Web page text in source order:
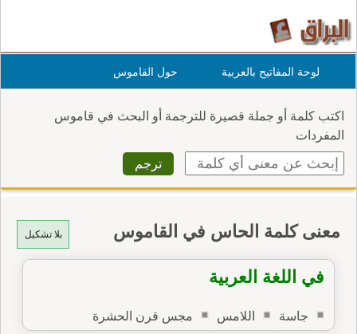
لوحة المفاتيح بالعربية حول القاموس
اكتب كلمة أو جملة قصيرة للترجمة أو البحث في قاموس
المفردات
بلا تشكيل معنى كلمة الحاس في القاموس
في اللغة العربية
جاسة اللامس مجس قرن الحشرة